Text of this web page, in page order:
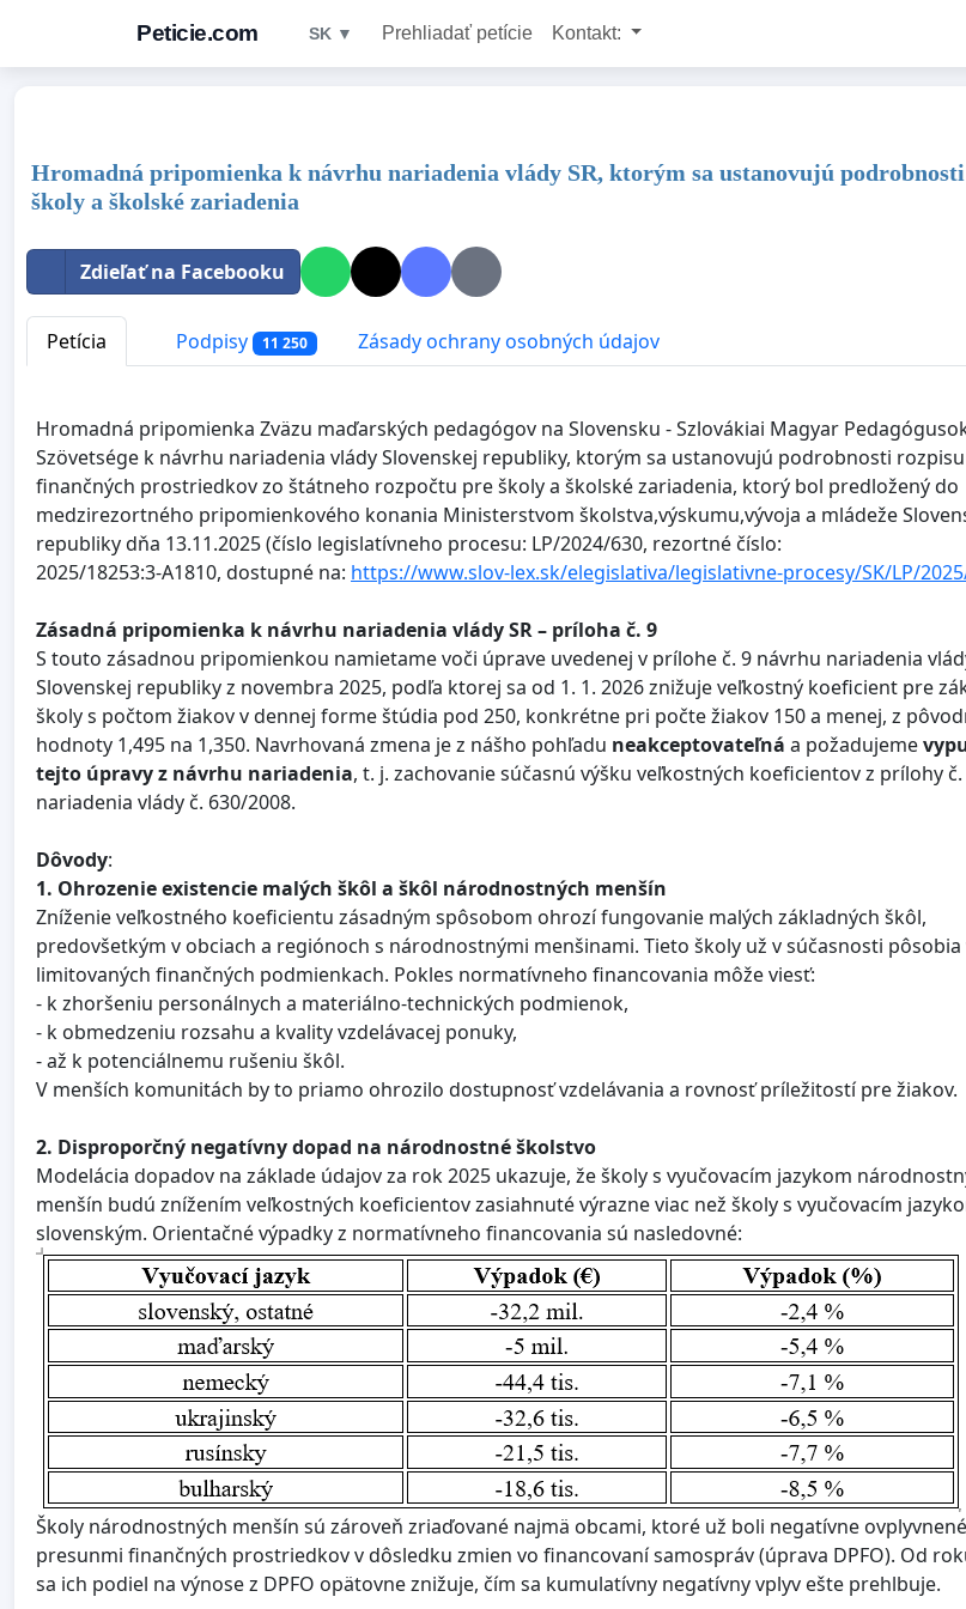
Peticie.com SK ▼ Prehliadať petície Kontakt:
Hromadná pripomienka k návrhu nariadenia vlády SR, ktorým sa ustanovujú
školy a školské zariadenia
Zdieľať na Facebooku
Petícia Podpisy 11 250 Zásady ochrany osobných údajov
Hromadná pripomienka Zväzu maďarských pedagógov na Slovensku - Szlovákiai Magyar
Szövetsége k návrhu nariadenia vlády Slovenskej republiky, ktorým sa ustanovujú podrobnosti rozpisu
finančných prostriedkov zo štátneho rozpočtu pre školy a školské zariadenia, ktorý bol predložený do
medzirezortného pripomienkového konania Ministerstvom školstva,výskumu,vývoja a mládeže
republiky dňa 13.11.2025 (číslo legislatívneho procesu: LP/2024/630, rezortné číslo:
2025/18253:3-A1810, dostupné na: https://www.slov-lex.sk/elegislativa/legislativne-procesy/SK/LP/
Zásadná pripomienka k návrhu nariadenia vlády SR – príloha č. 9
S touto zásadnou pripomienkou namietame voči úprave uvedenej v prílohe č. 9 návrhu nariadenia
Slovenskej republiky z novembra 2025, podľa ktorej sa od 1. 1. 2026 znižuje veľkostný koeficient pre
školy s počtom žiakov v dennej forme štúdia pod 250, konkrétne pri počte žiakov 150 a menej, z
hodnoty 1,495 na 1,350. Navrhovaná zmena je z nášho pohľadu neakceptovateľná a požadujeme
tejto úpravy z návrhu nariadenia, t. j. zachovanie súčasnú výšku veľkostných koeficientov z prílohy č.
nariadenia vlády č. 630/2008.
Dôvody:
1. Ohrozenie existencie malých škôl a škôl národnostných menšín
Zníženie veľkostného koeficientu zásadným spôsobom ohrozí fungovanie malých základných škôl,
predovšetkým v obciach a regiónoch s národnostnými menšinami. Tieto školy už v súčasnosti pôsobia
limitovaných finančných podmienkach. Pokles normatívneho financovania môže viesť:
- k zhoršeniu personálnych a materiálno-technických podmienok,
- k obmedzeniu rozsahu a kvality vzdelávacej ponuky,
- až k potenciálnemu rušeniu škôl.
V menších komunitách by to priamo ohrozilo dostupnosť vzdelávania a rovnosť príležitostí pre žiakov.
2. Disproporčný negatívny dopad na národnostné školstvo
Modelácia dopadov na základe údajov za rok 2025 ukazuje, že školy s vyučovacím jazykom
menšín budú znížením veľkostných koeficientov zasiahnuté výrazne viac než školy s vyučovacím
slovenským. Orientačné výpadky z normatívneho financovania sú nasledovné:
Školy národnostných menšín sú zároveň zriaďované najmä obcami, ktoré už boli negatívne ovplyvnené
presunmi finančných prostriedkov v dôsledku zmien vo financovaní samospráv (úprava DPFO). Od
sa ich podiel na výnose z DPFO opätovne znižuje, čím sa kumulatívny negatívny vplyv ešte prehlbuje.